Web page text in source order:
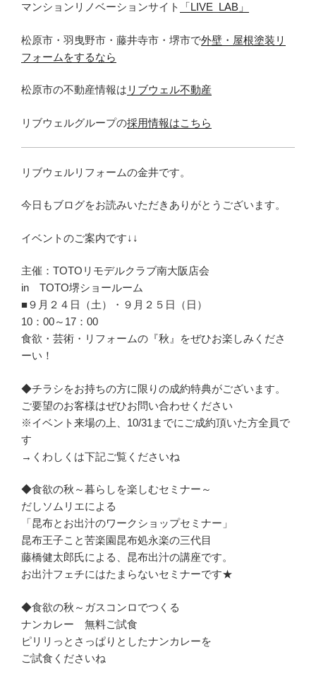
マンションリノベーションサイト 「LIVE_LAB」
松原市・羽曳野市・藤井寺市・堺市で外壁・屋根塗装リ
フォームをするなら
松原市の不動産情報は リブウェル不動産
リブウェルグループの採用情報はこちら
リブウェルリフォームの金井です。
今日もブログをお読みいただきありがとうございます。
イベントのご案内です↓↓
主催：TOTOリモデルクラブ南大阪店会
in TOTO堺ショールーム
■９月２４日（土）・９月２５日（日）
10：00～17：00
食欲・芸術・リフォームの『秋』をぜひお楽しみくださ
ーい！
◆チラシをお持ちの方に限りの成約特典がございます。
ご要望のお客様はぜひお問い合わせください
※イベント来場の上、10/31までにご成約頂いた方全員で
す
→くわしくは下記ご覧くださいね
◆食欲の秋～暮らしを楽しむセミナー～
だしソムリエによる
「昆布とお出汁のワークショップセミナー」
昆布王子こと苦楽園昆布処永楽の三代目
藤橋健太郎氏による、昆布出汁の講座です。
お出汁フェチにはたまらないセミナーです★
◆食欲の秋～ガスコンロでつくる
ナンカレー 無料ご試食
ピリリっとさっぱりとしたナンカレーを
ご試食くださいね